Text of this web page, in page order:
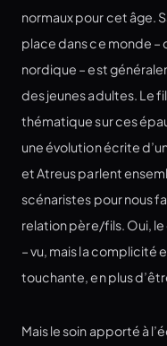
normaux pour cet âge.
place dans ce monde –
nordique – est
des jeunes adultes. Le
thématique sur ces
une évolution écrite
et Atreus parlent
scénaristes pour nous
relation père/fils. Oui,
– vu, mais la complicité
touchante, en plus
Mais le soin apporté à